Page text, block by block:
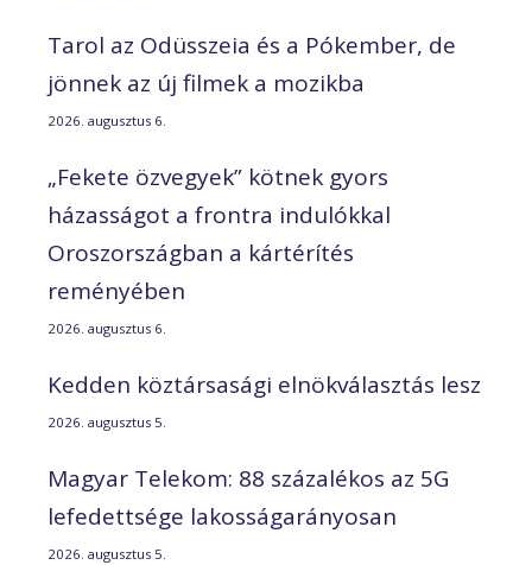
Tarol az Odüsszeia és a Pókember, de
jönnek az új filmek a mozikba
2026. augusztus 6.
„Fekete özvegyek” kötnek gyors
házasságot a frontra indulókkal
Oroszországban a kártérítés
reményében
2026. augusztus 6.
Kedden köztársasági elnökválasztás lesz
2026. augusztus 5.
Magyar Telekom: 88 százalékos az 5G
lefedettsége lakosságarányosan
2026. augusztus 5.